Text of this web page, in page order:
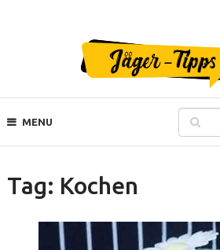
MENU
Tag: Kochen